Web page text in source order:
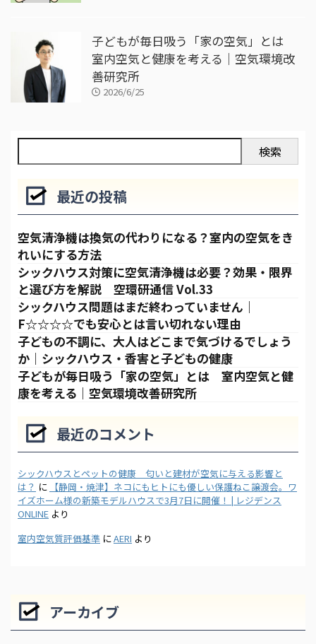
子どもが毎日吸う「家の空気」とは
室内空気と健康を考える｜空気環境改
善研究所
2026/6/25
検索
最近の投稿
空気清浄機は換気の代わりになる？室内の空気をき
れいにする方法
シックハウス対策に空気清浄機は必要？効果・限界
と選び方を解説 空環研通信 Vol.33
シックハウス問題はまだ終わっていません｜
F☆☆☆☆でも安心とは言い切れない理由
子どもの不調に、大人はどこまで気づけるでしょう
か｜シックハウス・香害と子どもの健康
子どもが毎日吸う「家の空気」とは 室内空気と健
康を考える｜空気環境改善研究所
最近のコメント
シックハウスとペットの健康 匂いと建材が空気に与える影響と
は？ に 【静岡・焼津】ネコにもヒトにも優しい保護ねこ譲渡会。ワ
イズホーム様の新築モデルハウスで3月7日に開催！ | レジデンス
ONLINE より
室内空気質評価基準 にAERI より
アーカイブ